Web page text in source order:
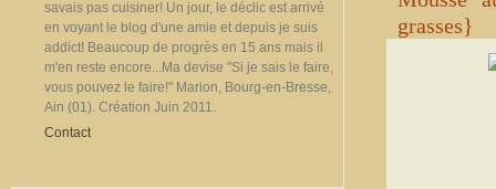
savais pas cuisiner! Un jour, le déclic est arrivé
en voyant le blog d'une amie et depuis je suis
addict! Beaucoup de progrès en 15 ans mais il
m'en reste encore...Ma devise "Si je sais le faire,
vous pouvez le faire!" Marion, Bourg-en-Bresse,
Ain (01). Création Juin 2011.
Contact
grasses}